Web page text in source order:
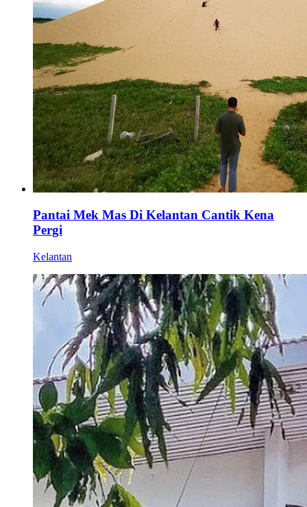
Pantai Mek Mas Di Kelantan Cantik Kena
Pergi
Kelantan